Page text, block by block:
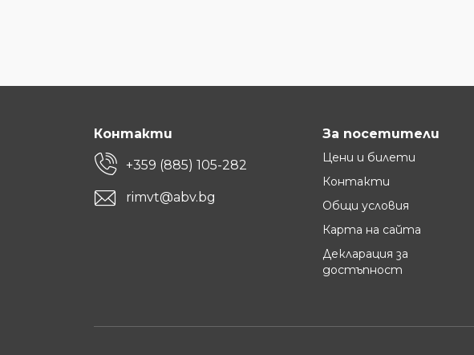
Контакти
+359 (885) 105-282
rimvt@abv.bg
За посетители
Цени и билети
Контакти
Общи условия
Карта на сайта
Декларация за
достъпност